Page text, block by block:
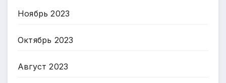
Ноябрь 2023
Октябрь 2023
Август 2023